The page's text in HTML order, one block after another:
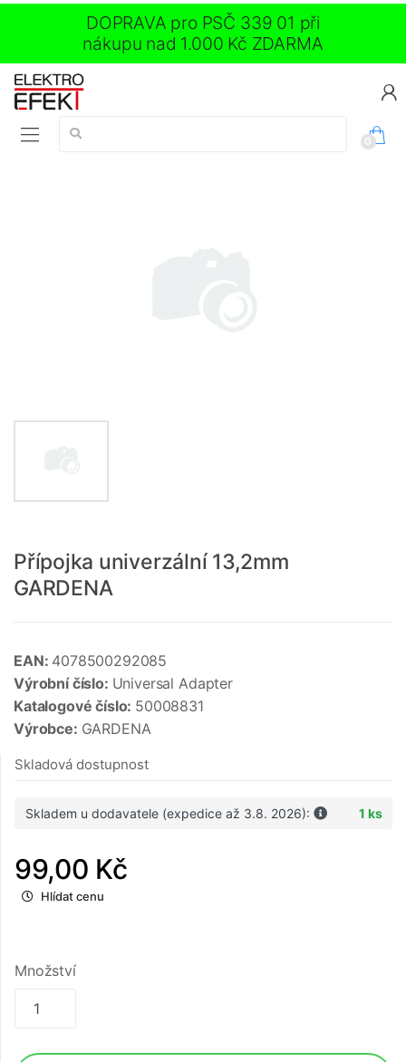
DOPRAVA pro PSČ 339 01 při
nákupu nad 1.000 Kč ZDARMA
Vyhledávání:
0
Přípojka univerzální 13,2mm
GARDENA
EAN: 4078500292085
Výrobní číslo: Universal Adapter
Katalogové číslo: 50008831
Výrobce: GARDENA
Skladová dostupnost
Skladem u dodavatele (expedice až 3.8. 2026): 1 ks
99,00 Kč
Hlídat cenu
Množství